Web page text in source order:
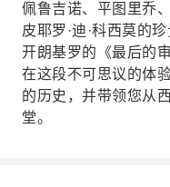
佩鲁吉诺、平图里乔
皮耶罗·迪·科西莫的
开朗基罗的《最后的审
在这段不可思议的体
的历史，并带领您从
堂。